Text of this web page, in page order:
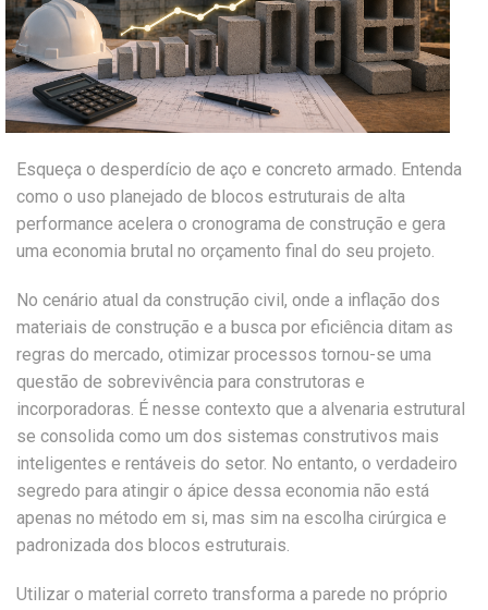
Esqueça o desperdício de aço e concreto armado. Entenda
como o uso planejado de blocos estruturais de alta
performance acelera o cronograma de construção e gera
uma economia brutal no orçamento final do seu projeto.
No cenário atual da construção civil, onde a inflação dos
materiais de construção e a busca por eficiência ditam as
regras do mercado, otimizar processos tornou-se uma
questão de sobrevivência para construtoras e
incorporadoras. É nesse contexto que a alvenaria estrutural
se consolida como um dos sistemas construtivos mais
inteligentes e rentáveis do setor. No entanto, o verdadeiro
segredo para atingir o ápice dessa economia não está
apenas no método em si, mas sim na escolha cirúrgica e
padronizada dos blocos estruturais.
Utilizar o material correto transforma a parede no próprio